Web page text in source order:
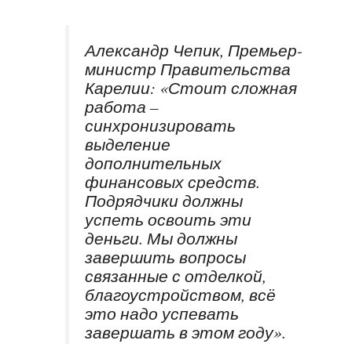
Александр Чепик, Премьер-
министр Правительства
Карелии: «Стоит сложная
работа –
синхронизировать
выделение
дополнительных
финансовых средств.
Подрядчики должны
успеть освоить эти
деньги. Мы должны
завершить вопросы
связанные с отделкой,
благоустройством, всё
это надо успевать
завершать в этом году».